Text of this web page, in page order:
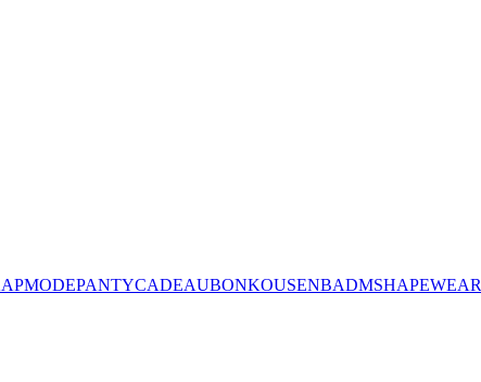
PANTYCADEAUBONKOUSENBADMSHAPEWEAR